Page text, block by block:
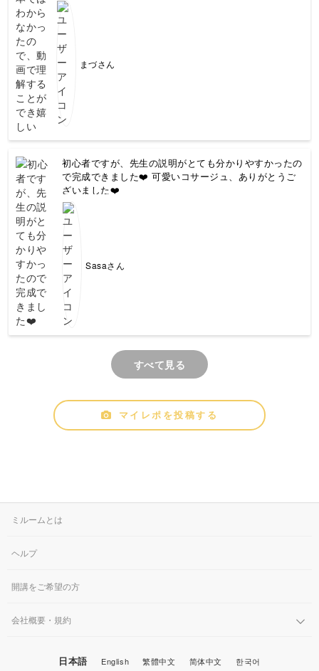
まづさん
初心者ですが、先生の説明がとても分かりやすかったの
で完成できました❤️ 可愛いコサージュ、ありがとうご
ざいました❤️
Sasaさん
すべて見る
マイレポを投稿する
ミルームとは
ヘルプ
開講をご希望の方
会社概要・規約
日本語 English 繁體中文 简体中文 한국어